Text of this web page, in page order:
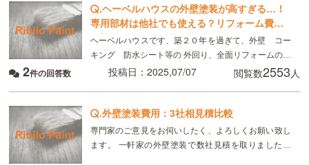
.ヘーベルハウスの外壁塗装が高すぎる…！
専用部材は他社でも使える？リフォーム費用
を抑えるには？
ヘーベルハウスです、築２０年を過ぎて、外壁 コー
キング 防水シート等の 外回り、全面リフォームの時
期が来ました ヘーベルハウスで、見積もりしてもらっ
2件の回答数 投稿日：2025,07/07 閲覧数2553人
.外壁塗装費用：3社相見積比較
専門家のご意見をお伺いしたく、よろしくお願い致し
ます。 一軒家の外壁塗装で数社見積を取りました。